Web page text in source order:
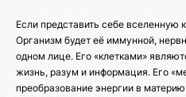
Если представить себе вселенную
Организм будет её иммунной,
одном лице. Его «клетками»
жизнь, разум и информация. Его
преобразование энергии в